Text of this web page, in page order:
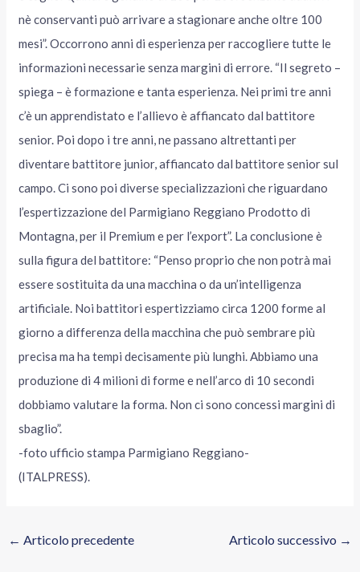
nè conservanti può arrivare a stagionare anche oltre 100
mesi”. Occorrono anni di esperienza per raccogliere tutte le
informazioni necessarie senza margini di errore. “Il segreto –
spiega – è formazione e tanta esperienza. Nei primi tre anni
c’è un apprendistato e l’allievo è affiancato dal battitore
senior. Poi dopo i tre anni, ne passano altrettanti per
diventare battitore junior, affiancato dal battitore senior sul
campo. Ci sono poi diverse specializzazioni che riguardano
l’espertizzazione del Parmigiano Reggiano Prodotto di
Montagna, per il Premium e per l’export”. La conclusione è
sulla figura del battitore: “Penso proprio che non potrà mai
essere sostituita da una macchina o da un’intelligenza
artificiale. Noi battitori espertizziamo circa 1200 forme al
giorno a differenza della macchina che può sembrare più
precisa ma ha tempi decisamente più lunghi. Abbiamo una
produzione di 4 milioni di forme e nell’arco di 10 secondi
dobbiamo valutare la forma. Non ci sono concessi margini di
sbaglio”.
-foto ufficio stampa Parmigiano Reggiano-
(ITALPRESS).
← Articolo precedente Articolo successivo →